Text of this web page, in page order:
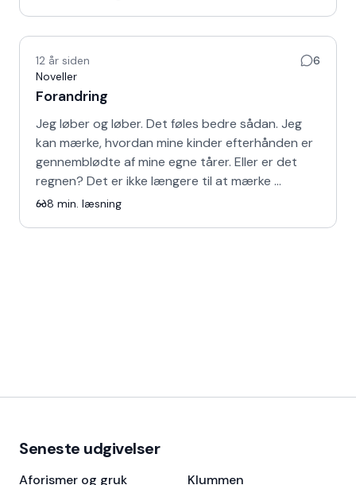
12 år siden
6
Noveller
Forandring
Jeg løber og løber. Det føles bedre sådan. Jeg
kan mærke, hvordan mine kinder efterhånden er
gennemblødte af mine egne tårer. Eller er det
regnen? Det er ikke længere til at mærke …
8 min. læsning
Seneste udgivelser
Aforismer og gruk Klummen